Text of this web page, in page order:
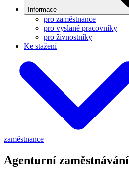
Informace
pro zaměstnance
pro vyslané pracovníky
pro živnostníky
Ke stažení
zaměstnance
Agenturní zaměstnávání